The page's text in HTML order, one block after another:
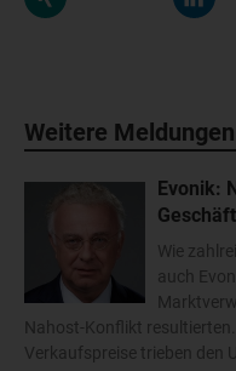
Weitere Meldungen
Evonik:
Wie
auch
Nahost-Konflikt
Verkaufspreise trieben den